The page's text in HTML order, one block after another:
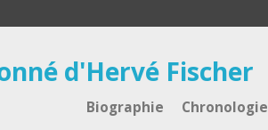
d'Hervé Fischer
Biographie Chronologie